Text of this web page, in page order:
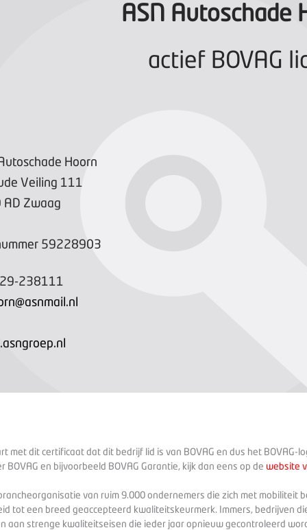
ASN Autoschade
actief BOVAG
Hoorn
Veiling 111
Zwaag
59228903
238111
met dit certificaat dat dit bedrijf lid is van BOVAG en dus het BOVAG-
BOVAG en bijvoorbeeld BOVAG Garantie, kijk dan eens op de website
van ruim 9.000 ondernemers die zich met mobiliteit
tot een breed geaccepteerd kwaliteitskeurmerk. Immers, bedrijven
aan strenge kwaliteitseisen die ieder jaar opnieuw gecontroleerd